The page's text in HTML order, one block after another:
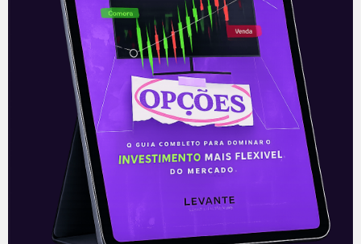
E EU COM ISSO
Petroleiras emergentes
elevam produção